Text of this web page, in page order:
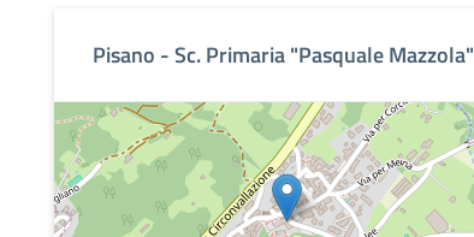
Pisano - Sc. Primaria "Pasquale Mazzola"